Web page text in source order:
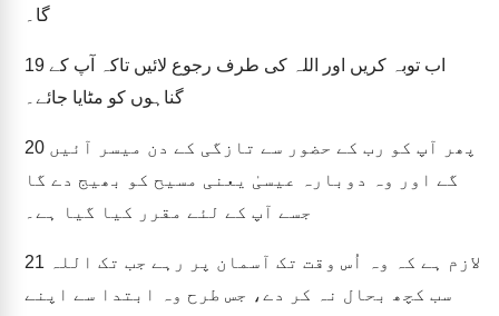
گا۔
19
گناہوں کو مٹایا جائے۔
20
گے اور وہ دوبارہ عیسیٰ یعنی مسیح کو بھیج دے گا
جسے آپ کے لئے مقرر کیا گیا ہے۔
21
سب کچھ بحال نہ کر دے، جس طرح وہ ابتدا سے اپنے